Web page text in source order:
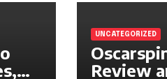
UNCATEGORIZED
Review